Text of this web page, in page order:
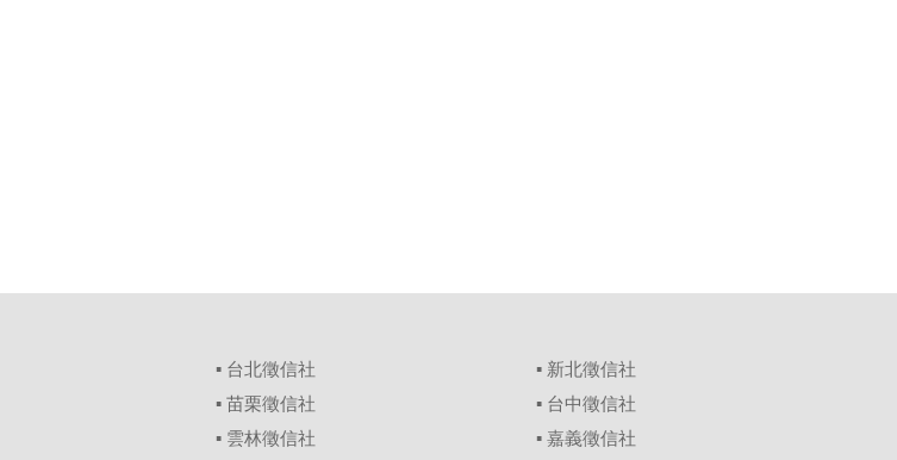
▪ 台北徵信社 ▪ 新北徵信社
▪ 苗栗徵信社 ▪ 台中徵信社
▪ 雲林徵信社 ▪嘉義徵信社